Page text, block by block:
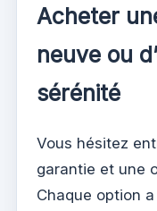
Acheter
neuve ou
sérénité
Vous hésitez
garantie et une
Chaque option